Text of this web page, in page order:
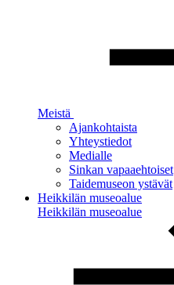
Meistä
Ajankohtaista
Yhteystiedot
Medialle
Sinkan vapaaehtoiset
Taidemuseon ystävät
Heikkilän museoalue
Heikkilän museoalue